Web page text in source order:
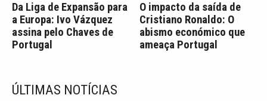
Da Liga de Expansão para
a Europa: Ivo Vázquez
assina pelo Chaves de
Portugal
O impacto da saída de
Cristiano Ronaldo: O
abismo económico que
ameaça Portugal
ÚLTIMAS NOTÍCIAS